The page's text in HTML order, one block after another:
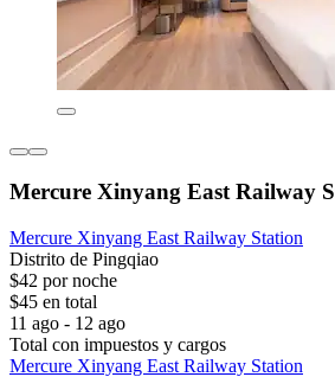
Mercure Xinyang East Railway
Mercure Xinyang East Railway Station
Distrito de Pingqiao
$42 por noche
$45 en total
11 ago - 12 ago
Total con impuestos y cargos
Mercure Xinyang East Railway Station